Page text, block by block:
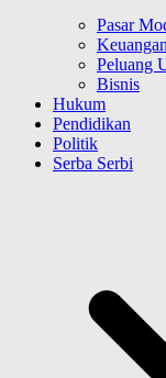
Pasar
Keuangan
Peluang
Bisnis
Hukum
Pendidikan
Politik
Serba Serbi